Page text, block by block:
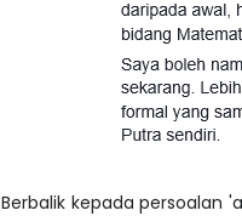
Berbalik kepada persoalan